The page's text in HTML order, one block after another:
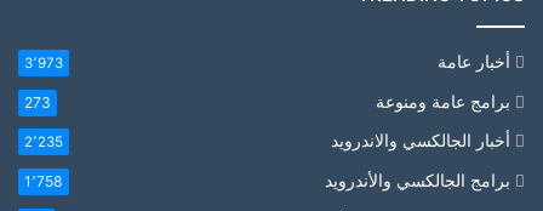
أخبار عامة 3٬973
برامج عامة ومنوعة 273
أخبار الجالكسي والاندرويد 2٬235
برامج الجالكسي والأندرويد 1٬758